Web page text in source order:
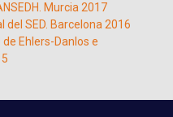
Murcia 2017
del SED. Barcelona 2016
Ehlers-Danlos e